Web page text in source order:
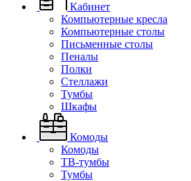
Кабинет
Компьютерные кресла
Компьютерные столы
Письменные столы
Пеналы
Полки
Стеллажи
Тумбы
Шкафы
Комоды
Комоды
ТВ-тумбы
Тумбы